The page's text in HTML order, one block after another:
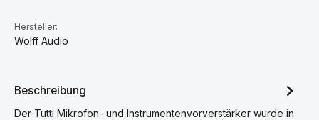
Hersteller:
Wolff Audio
Beschreibung
Der Tutti Mikrofon- und Instrumentenvorverstärker wurde in